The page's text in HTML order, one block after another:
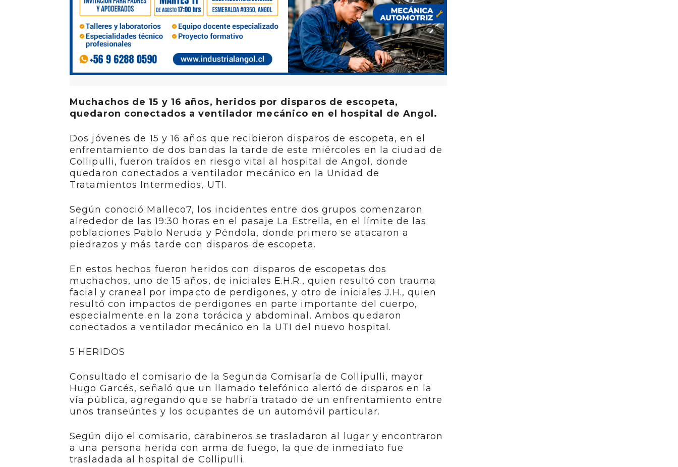
Muchachos de 15 y 16 años, heridos por disparos de escopeta,
quedaron conectados a ventilador mecánico en el hospital de Angol.
Dos jóvenes de 15 y 16 años que recibieron disparos de escopeta, en el
enfrentamiento de dos bandas la tarde de este miércoles en la ciudad de
Collipulli, fueron traídos en riesgo vital al hospital de Angol, donde
quedaron conectados a ventilador mecánico en la Unidad de
Tratamientos Intermedios, UTI.
Según conoció Malleco7, los incidentes entre dos grupos comenzaron
alrededor de las 19:30 horas en el pasaje La Estrella, en el límite de las
poblaciones Pablo Neruda y Péndola, donde primero se atacaron a
piedrazos y más tarde con disparos de escopeta.
En estos hechos fueron heridos con disparos de escopetas dos
muchachos, uno de 15 años, de iniciales E.H.R., quien resultó con trauma
facial y craneal por impacto de perdigones, y otro de iniciales J.H., quien
resultó con impactos de perdigones en parte importante del cuerpo,
especialmente en la zona torácica y abdominal. Ambos quedaron
conectados a ventilador mecánico en la UTI del nuevo hospital.
5 HERIDOS
Consultado el comisario de la Segunda Comisaría de Collipulli, mayor
Hugo Garcés, señaló que un llamado telefónico alertó de disparos en la
vía pública, agregando que se habría tratado de un enfrentamiento entre
unos transeúntes y los ocupantes de un automóvil particular.
Según dijo el comisario, carabineros se trasladaron al lugar y encontraron
a una persona herida con arma de fuego, la que de inmediato fue
trasladada al hospital de Collipulli.